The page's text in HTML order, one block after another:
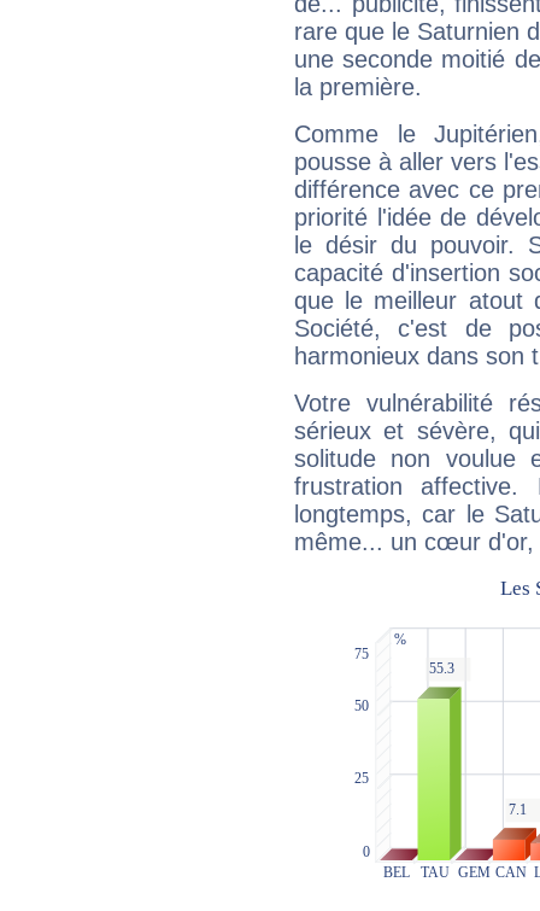
rare que le Saturnien
une seconde moitié
la première.
Comme le
pousse à aller vers
différence avec ce
priorité l'idée de
le désir du pouvoir.
capacité d'insertion
que le meilleur atout
Société, c'est de
harmonieux dans son
Votre vulnérabilité
sérieux et sévère,
solitude non voulue
frustration
longtemps, car le
même... un cœur d'or,